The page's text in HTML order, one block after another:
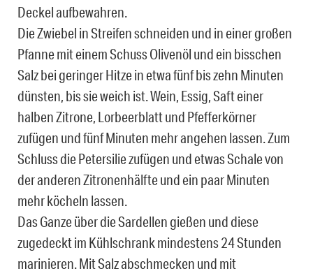
Deckel aufbewahren.
Die Zwiebel in Streifen schneiden und in einer großen
Pfanne mit einem Schuss Olivenöl und ein bisschen
Salz bei geringer Hitze in etwa fünf bis zehn Minuten
dünsten, bis sie weich ist. Wein, Essig, Saft einer
halben Zitrone, Lorbeerblatt und Pfefferkörner
zufügen und fünf Minuten mehr angehen lassen. Zum
Schluss die Petersilie zufügen und etwas Schale von
der anderen Zitronenhälfte und ein paar Minuten
mehr köcheln lassen.
Das Ganze über die Sardellen gießen und diese
zugedeckt im Kühlschrank mindestens 24 Stunden
marinieren. Mit Salz abschmecken und mit